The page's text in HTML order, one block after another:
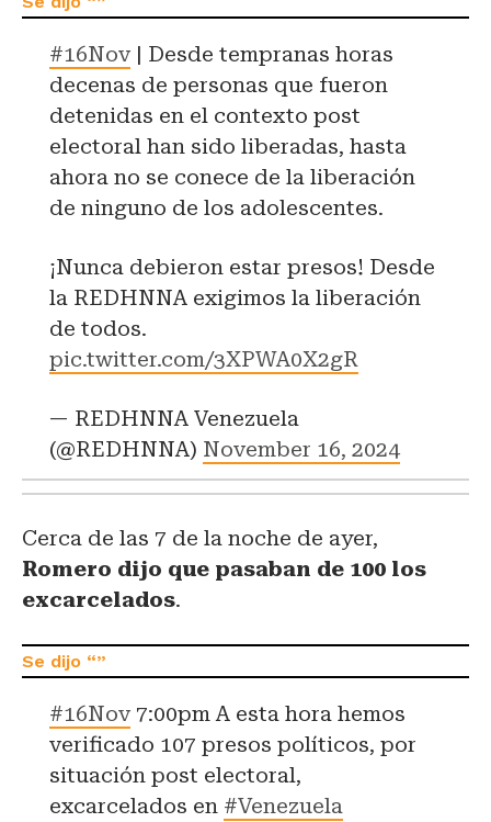
#16Nov | Desde tempranas horas
decenas de personas que fueron
detenidas en el contexto post
electoral han sido liberadas, hasta
ahora no se conece de la liberación
de ninguno de los adolescentes.
¡Nunca debieron estar presos! Desde
la REDHNNA exigimos la liberación
de todos.
pic.twitter.com/3XPWA0X2gR
— REDHNNA Venezuela
(@REDHNNA) November 16, 2024
Cerca de las 7 de la noche de ayer,
Romero dijo que pasaban de 100 los
excarcelados.
#16Nov 7:00pm A esta hora hemos
verificado 107 presos políticos, por
situación post electoral,
excarcelados en #Venezuela